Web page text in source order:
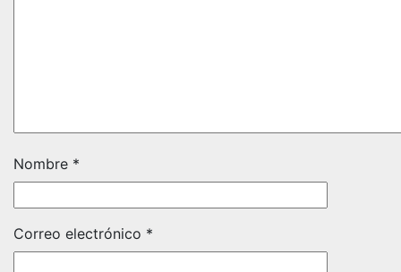
Nombre *
Correo electrónico *